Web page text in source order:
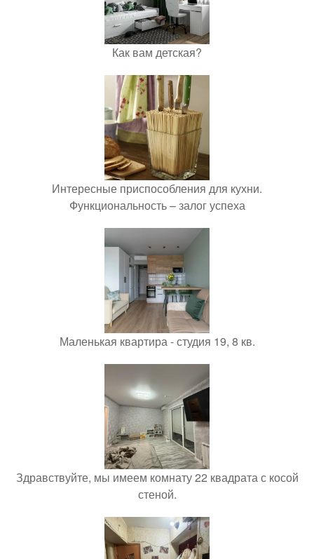
Как вам детская?
Интересные приспособления для кухни.
Функциональность – залог успеха
Маленькая квартира - студия 19, 8 кв.
Здравствуйте, мы имеем комнату 22 квадрата с косой
стеной.